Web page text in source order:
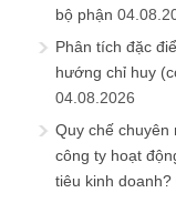
bộ phận
Phân tích đặc
hướng chỉ huy
04.08.2026
Quy chế chuyên
công ty hoạt
tiêu kinh doanh?